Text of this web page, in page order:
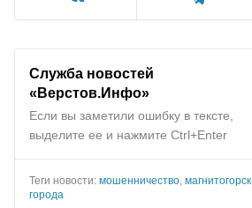
Служба новостей
«Верстов.Инфо»
Если вы заметили ошибку в тексте,
выделите ее и нажмите Ctrl+Enter
Теги новости: мошенничество магнитогорск
города